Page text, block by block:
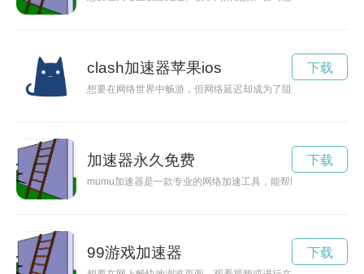
clash加速器苹果ios
想要在网络世界中畅游，但网络延迟却成为了阻碍？试试
下载
加速器永久免费
mumu加速器是一款专业的网络加速工具，能帮助用户解锁高
下载
99游戏加速器 下载